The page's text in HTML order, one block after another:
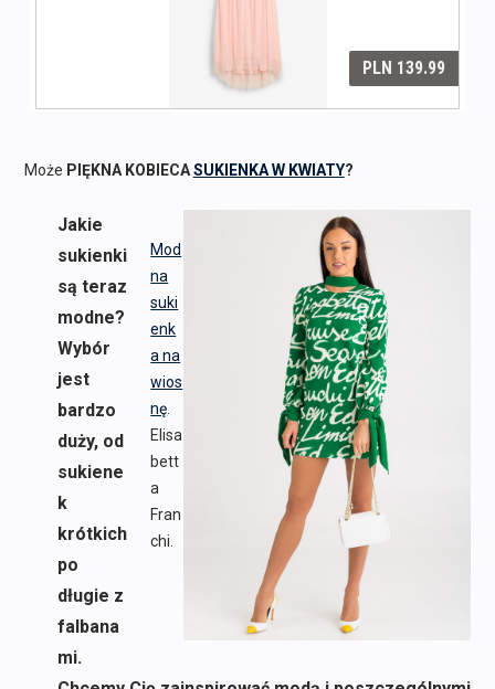
Może PIĘKNA KOBIECASUKIENKA W KWIATY?
Mod
na
suki
enk
a na
wios
nę
Elisa
bett
a
Fran
chi.
Jakie
sukienki
są teraz
modne?
Wybór
jest
bardzo
duży, od
sukiene
k
krótkich
po
długie z
falbana
mi.